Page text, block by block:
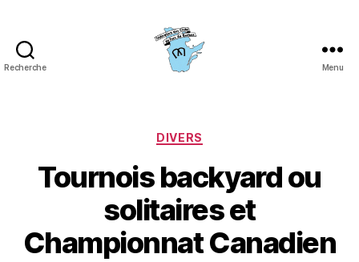
Recherche
de
du
Québec
(FCFQ)
Menu
Catégories
DIVERS
Tournois backyard ou
solitaires et
Championnat Canadien